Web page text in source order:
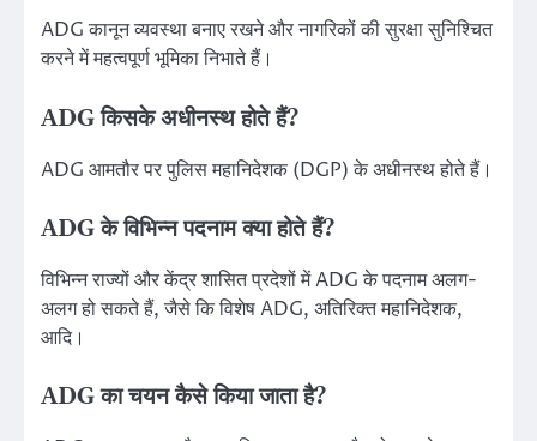
ADG कानून व्यवस्था बनाए रखने और नागरिकों की सुरक्षा सुनिश्चित
करने में महत्वपूर्ण भूमिका निभाते हैं।
ADG किसके अधीनस्थ होते हैं?
ADG आमतौर पर पुलिस महानिदेशक (DGP) के अधीनस्थ होते हैं।
ADG के विभिन्न पदनाम क्या होते हैं?
विभिन्न राज्यों और केंद्र शासित प्रदेशों में ADG के पदनाम अलग-
अलग हो सकते हैं, जैसे कि विशेष ADG, अतिरिक्त महानिदेशक,
आदि।
ADG का चयन कैसे किया जाता है?